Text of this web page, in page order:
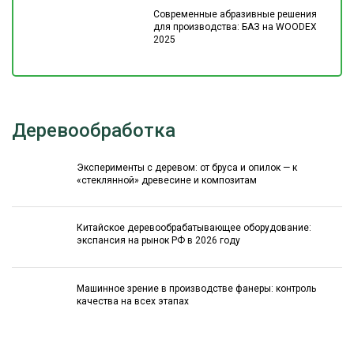
Современные абразивные решения
для производства: БАЗ на WOODEX
2025
Деревообработка
Эксперименты с деревом: от бруса и опилок — к
«стеклянной» древесине и композитам
Китайское деревообрабатывающее оборудование:
экспансия на рынок РФ в 2026 году
Машинное зрение в производстве фанеры: контроль
качества на всех этапах